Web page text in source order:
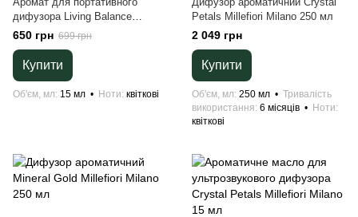
дифузора Living Balance
Millefiori Milano
650 грн 699 грн
Купити
Об'єм, мл 15 мл Ноти квіткові
Petals Millefiori Milano 250 мл
2 049 грн
Купити
Об'єм, мл 250 мл
Тривалість
використання 6 місяців
Ноти
квіткові